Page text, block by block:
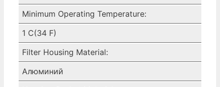
Minimum Operating Temperature:
1 C(34 F)
Filter Housing Material:
Алюминий